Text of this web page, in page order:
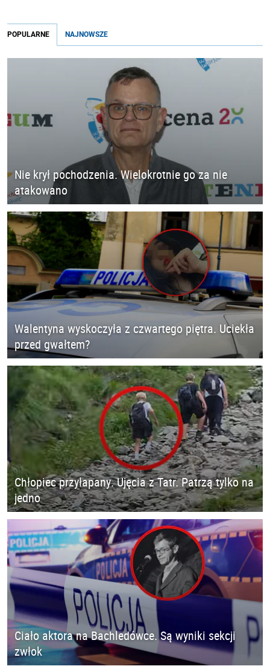
POPULARNE NAJNOWSZE
Nie krył pochodzenia. Wielokrotnie go za nie
atakowano
Walentyna wyskoczyła z czwartego piętra. Uciekła
przed gwałtem?
Chłopiec przyłapany. Ujęcia z Tatr. Patrzą tylko na
jedno
Ciało aktora na Bachledówce. Są wyniki sekcji
zwłok